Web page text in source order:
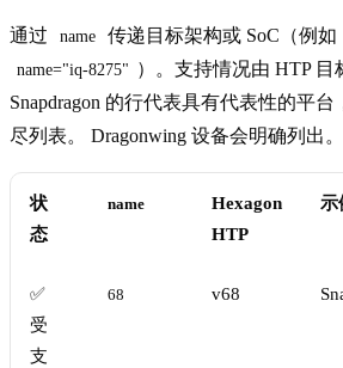
通过 name 传递目标架构或 SoC（例如
name="iq-8275" ）。支持情况由 HTP
Snapdragon 的行代表具有代表性的平
尽列表。 Dragonwing 设备会明确列出。
状
态
name
Hexagon
HTP
示
✅
受
支
68 v68